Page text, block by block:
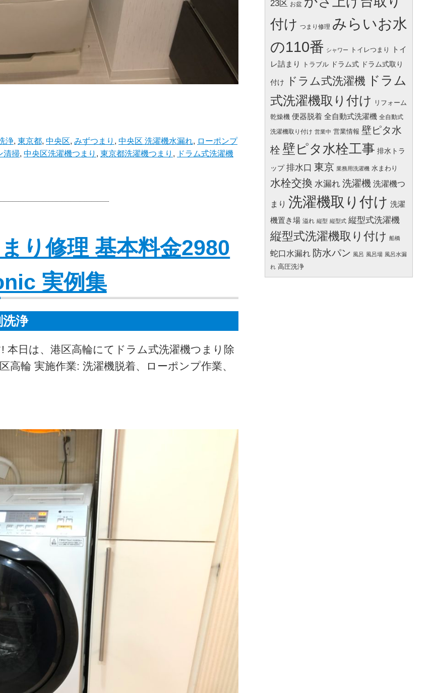
浄, 東京都, 中央区, みずつまり , 中央区 洗濯機水漏れ, ローポンプ
清掃, 中央区洗濯機つまり , 東京都洗濯機つまり , ドラム式洗濯機
り修理 基本料金2980
実例集
洗浄
日は、港区高輪にてドラム式洗濯機つまり除
輪 実施作業: 洗濯機脱着、ローポンプ作業、
23区 お盆
付け つまり修理 みらいお水
の110番 シャワー トイレつまり
トイ
レ詰まり
トラブル ドラム式 ドラム式取り
付け ドラム式洗濯機 ドラム
式洗濯機取り付け
リフォーム
乾燥機 便器脱着 全自動式洗濯機 全自動式
洗濯機取り付け 営業中 営業情報 壁ピタ水
栓 壁ピタ水栓工事 排水トラ
ップ 排水口 東京 業務用洗濯機 水まわり
水栓交換 水漏れ 洗濯機 洗濯機つ
まり 洗濯機取り付け 洗濯
機置き場 溢れ 縦型 縦型式 縦型式洗濯機
縦型式洗濯機取り付け 船橋
蛇口水漏れ 防水パン 風呂 風呂場 風呂水漏
れ 高圧洗浄